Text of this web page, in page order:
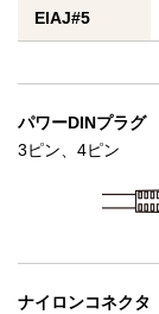
EIAJ#5
パワーDINプラグ
3ピン、4ピン
ナイロンコネクタ